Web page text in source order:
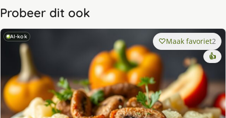
Probeer dit ook
AI-kok Maak favoriet2
👍